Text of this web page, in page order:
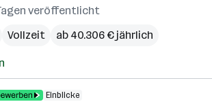
veröffentlicht
Vollzeit ab 40.306 € jährlich
Einblicke